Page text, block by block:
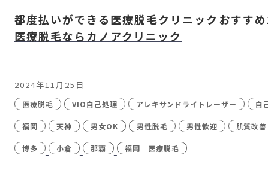
都度払いができる医療脱毛クリニックおす
医療脱毛ならカノアクリニック
2024年11月25日
医療脱毛 VIO自己処理 アレキサンドライトレーザー 自
福岡 天神 男女OK 男性脱毛 男性歓迎 肌質改善
博多 小倉 那覇 福岡 医療脱毛